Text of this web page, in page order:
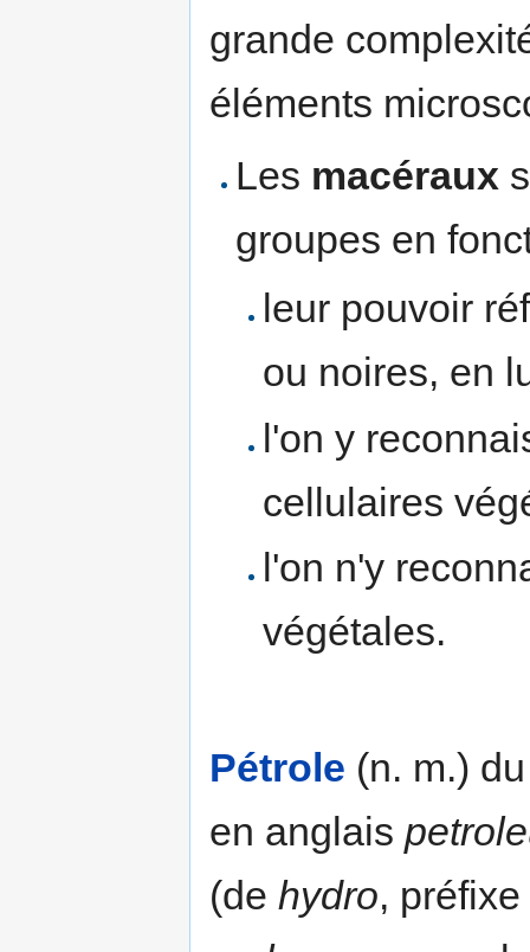
grande
éléments
Les macéraux
groupes en
leur pouvoir
ou noires, en
l'on y
cellulaires
l'on n'y
végétales.
Pétrole (n. m.)
en anglais
(de hydro,